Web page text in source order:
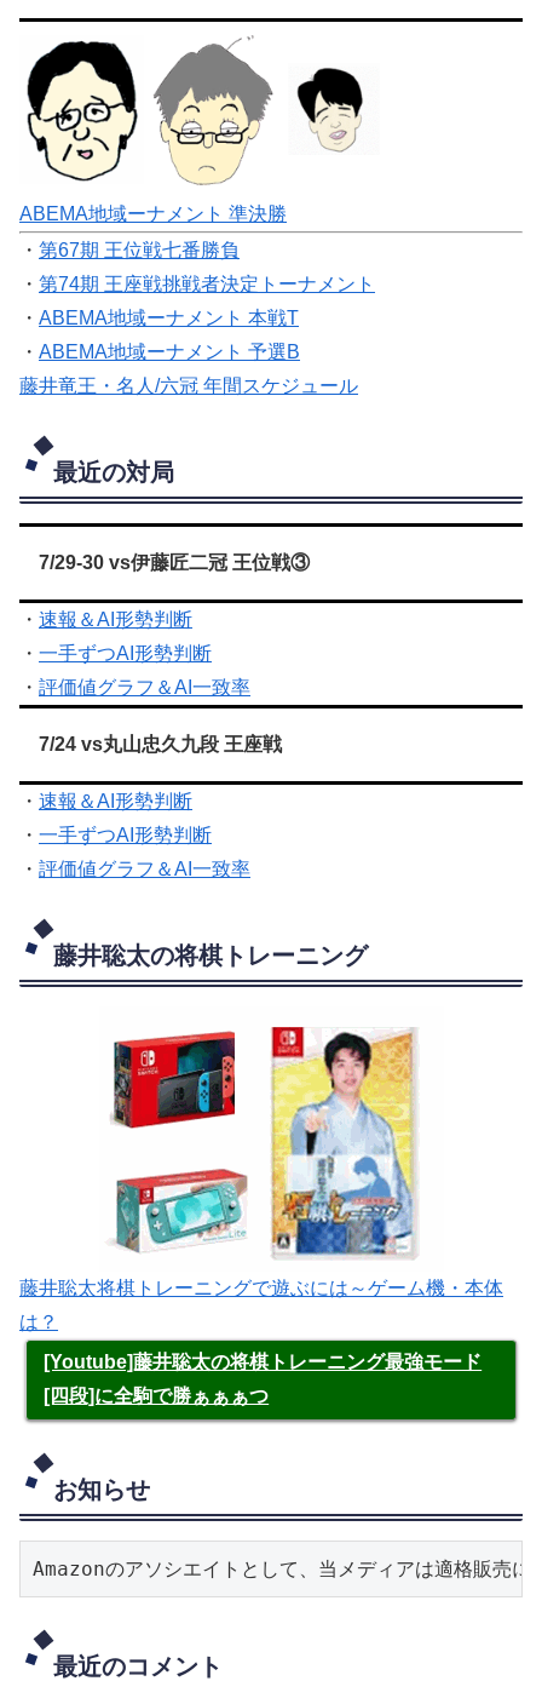
ABEMA地域ーナメント 準決勝
・ 第67期 王位戦七番勝負
・ 第74期 王座戦挑戦者決定トーナメント
・ ABEMA地域ーナメント 本戦T
・ ABEMA地域ーナメント 予選B
藤井竜王・名人/六冠 年間スケジュール
最近の対局
7/29-30 vs伊藤匠二冠 王位戦③
・ 速報＆AI形勢判断
・ 一手ずつAI形勢判断
・ 評価値グラフ＆AI一致率
7/24 vs丸山忠久九段 王座戦
・ 速報＆AI形勢判断
・ 一手ずつAI形勢判断
・ 評価値グラフ＆AI一致率
藤井聡太の将棋トレーニング
藤井聡太将棋トレーニングで遊ぶには～ゲーム機・本体
は？
[Youtube]藤井聡太の将棋トレーニング最強モード
[四段]に全駒で勝ぁぁぁつ
お知らせ
Amazonのアソシエイトとして、当メディアは適格販売に
最近のコメント